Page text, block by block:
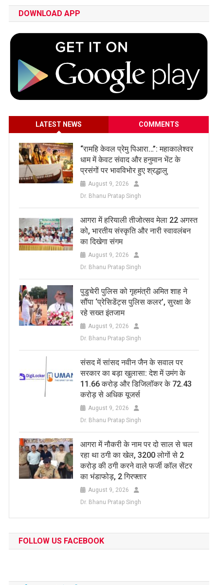
DOWNLOAD APP
LATEST NEWS COMMENTS
​“रामहि केवल प्रेमु पिआरा…”: महाकालेश्वर
धाम में केवट संवाद और हनुमान भेंट के
प्रसंगों पर भावविभोर हुए श्रद्धालु
August 9, 2026
Dr. Bhanu Pratap Singh
आगरा में हरियाली तीजोत्सव मेला 22 अगस्त
को, भारतीय संस्कृति और नारी स्वावलंबन
का दिखेगा संगम
August 9, 2026
Dr. Bhanu Pratap Singh
पुडुचेरी पुलिस को गृहमंत्री अमित शाह ने
सौंपा ‘प्रेसिडेंट्स पुलिस कलर’, सुरक्षा के
रहे सख्त इंतजाम
August 9, 2026
Dr. Bhanu Pratap Singh
संसद में सांसद नवीन जैन के सवाल पर
सरकार का बड़ा खुलासा: देश में उमंग के
11.66 करोड़ और डिजिलॉकर के 72.43
करोड़ से अधिक यूजर्स
August 9, 2026
Dr. Bhanu Pratap Singh
आगरा में नौकरी के नाम पर दो साल से चल
रहा था ठगी का खेल, 3200 लोगों से 2
करोड़ की ठगी करने वाले फर्जी कॉल सेंटर
का भंडाफोड़, 2 गिरफ्तार
August 9, 2026
Dr. Bhanu Pratap Singh
FOLLOW US FACEBOOK